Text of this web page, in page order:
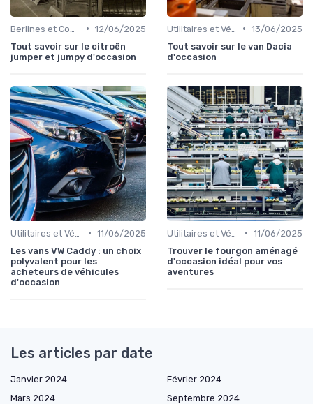
• 12/06/2025
Tout savoir sur le citroën
jumper et jumpy d'occasion
• 13/06/2025
Tout savoir sur le van Dacia
d'occasion
• 11/06/2025
Les vans VW Caddy : un choix
polyvalent pour les
acheteurs de véhicules
d'occasion
• 11/06/2025
Trouver le fourgon aménagé
d'occasion idéal pour vos
aventures
Les articles par date
Janvier 2024
Février 2024
Mars 2024
Septembre 2024